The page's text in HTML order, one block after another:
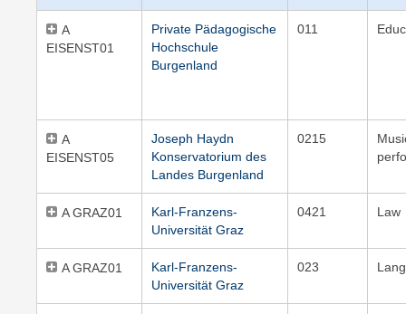
A
EISENST01
Private Pädagogische
Hochschule
Burgenland
011
A
EISENST05
Joseph Haydn
Konservatorium des
Landes Burgenland
0215
A GRAZ01
Karl-Franzens-
Universität Graz
0421 Law
A GRAZ01
Karl-Franzens-
Universität Graz
023